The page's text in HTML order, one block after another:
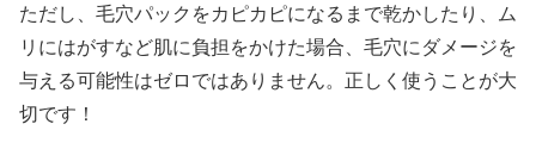
ただし、毛穴パックをカピカピになるまで乾かしたり、ム
リにはがすなど肌に負担をかけた場合、毛穴にダメージを
与える可能性はゼロではありません。正しく使うことが大
切です！